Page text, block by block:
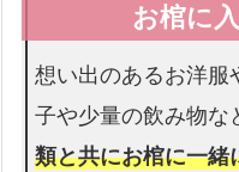
想い出のあるお洋服
子や少量の飲み物な
類と共にお棺に一緒